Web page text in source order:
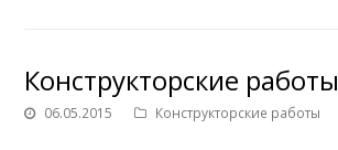
Конструкторские работы
06.05.2015 Конструкторские работы